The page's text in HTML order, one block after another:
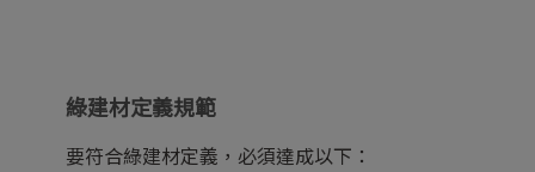
綠建材定義規範
要符合綠建材定義，必須達成以下：